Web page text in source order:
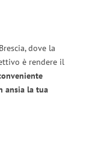
dove la
è rendere il
ansia la tua